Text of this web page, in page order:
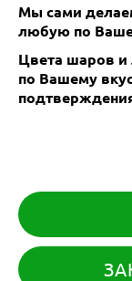
Мы сами
любую по
Цвета шаров
по Вашему